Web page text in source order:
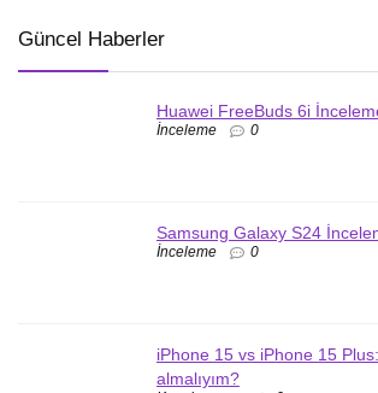
Güncel Haberler
Huawei FreeBuds 6i
İnceleme 0
Samsung Galaxy S24
İnceleme 0
iPhone 15 vs iPhone 15
almalıyım?